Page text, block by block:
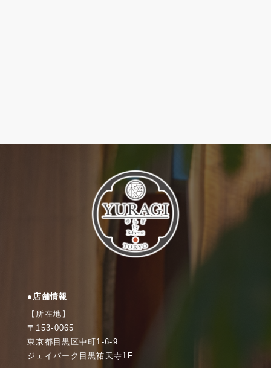
●店舗情報
【所在地】
〒153-0065
東京都目黒区中町1-6-9
ジェイパーク目黒祐天寺1F